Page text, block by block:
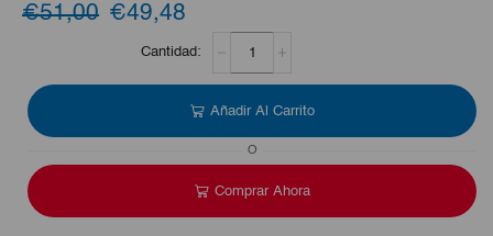
€51,00 El
precio
original
€49,48
precio
actual
es:
€49,48.
Añadir Al Carrito
O
Comprar Ahora